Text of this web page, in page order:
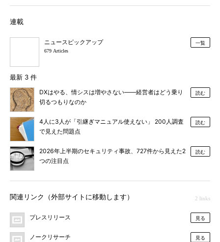
連載
ニュースピックアップ
679 Articles
一覧
最新 3 件
DXはやる、情シスは増やさない――経営者はどう乗り
切るつもりなのか
読む
4人に3人が「引継ぎマニュアル使えない」 200人調査
で見えた問題点
読む
2026年上半期のセキュリティ事故、727件から見えた2
つの注目点
読む
関連リンク（外部サイトに移動します） 2 links
プレスリリース 見る
ノークリサーチ 見る